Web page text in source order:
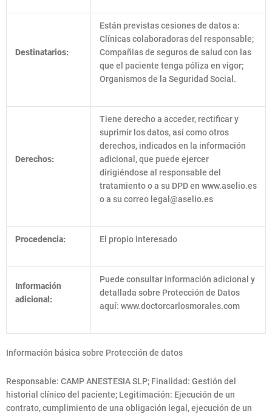
Destinatarios:
Están previstas cesiones de datos a:
Clínicas colaboradoras del responsable;
Compañias de seguros de salud con las
que el paciente tenga póliza en vigor;
Organismos de la Seguridad Social.
Derechos:
Tiene derecho a acceder, rectificar y
suprimir los datos, así como otros
derechos, indicados en la información
adicional, que puede ejercer
dirigiéndose al responsable del
tratamiento o a su DPD en www.aselio.es
o a su correo legal@aselio.es
Procedencia: El propio interesado
Información
adicional:
Puede consultar información adicional y
detallada sobre Protección de Datos
aquí: www.doctorcarlosmorales.com
Información básica sobre Protección de datos
Responsable: CAMP ANESTESIA SLP; Finalidad: Gestión del
historial clínico del paciente; Legitimación: Ejecución de un
contrato, cumplimiento de una obligación legal, ejecución de un